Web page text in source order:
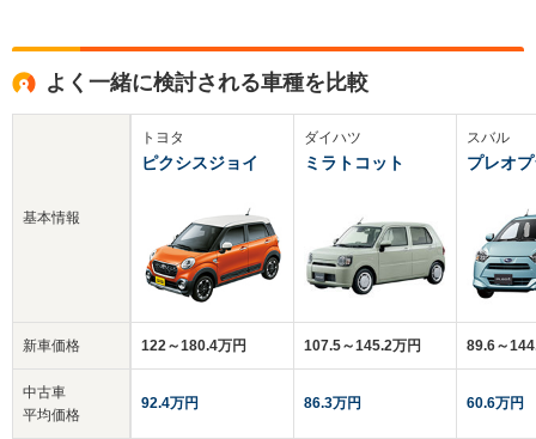
よく一緒に検討される車種を比較
基本情報
新車価格
中古車
平均価格
トヨタ
ピクシスジョイ
122～180.4万円
92.4万円
ダイハツ
ミラトコット
107.5～145.2万円
86.3万円
スバル
プレオ
89.6～
60.6万円